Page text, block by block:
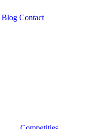
Blog Contact